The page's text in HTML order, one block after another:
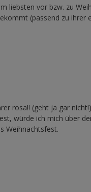
liebsten vor bzw. zu
(passend zu ihrer
rosa!! (geht ja gar
würde ich mich über
Weihnachtsfest.